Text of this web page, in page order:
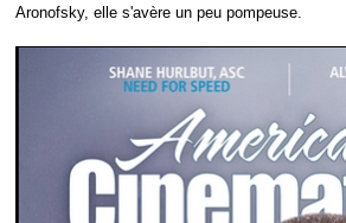
Aronofsky, elle s'avère un peu pompeuse.